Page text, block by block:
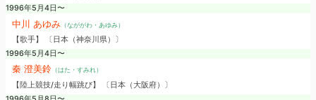
1996年5月4日〜
中川 あゆみ（なががわ・あゆみ）
【歌手】 〔日本（神奈川県）〕
1996年5月4日〜
秦 澄美鈴（はた・すみれ）
【陸上競技/走り幅跳び】 〔日本（大阪府）〕